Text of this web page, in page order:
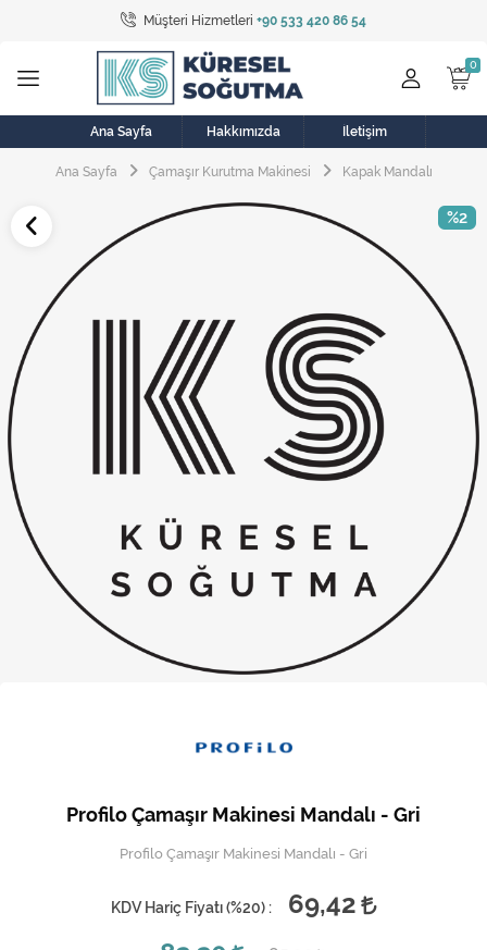
Müşteri Hizmetleri +90 533 420 86 54
Tüm Kategoriler
Bulaşık Makinesi
Buzdolabı
Çamaşır Kurutma Makinesi
Elektrikli Aksamlar
Elektrikli Süpürge
Fan
Fırın, Ocak ve Aspiratör
Klima
Kombi
Musluk
Ana Sayfa Hakkımızda İletişim
Ana Sayfa Çamaşır Kurutma Makinesi Kapak Mandalı
%2
Profilo Çamaşır Makinesi Mandalı - Gri
Profilo Çamaşır Makinesi Mandalı - Gri
KDV Hariç Fiyatı (%20) :
69,42